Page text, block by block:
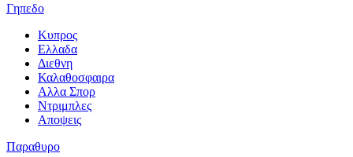
Γηπεδο
Κυπρος
Ελλαδα
Διεθνη
Καλαθοσφαιρα
Αλλα Σπορ
Ντριμπλες
Αποψεις
Παραθυρο